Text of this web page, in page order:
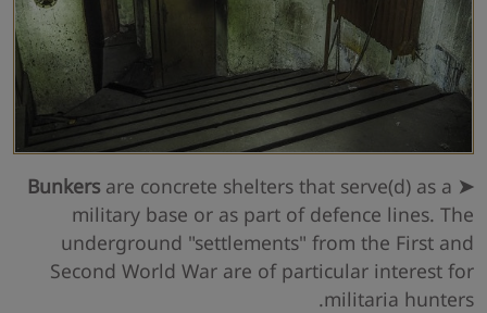
➤ Bunkers
are concrete shelters that serve(d) as a
military base or as part of defence lines. The
underground "settlements" from the First and
Second World War are of particular interest for
militaria hunters.